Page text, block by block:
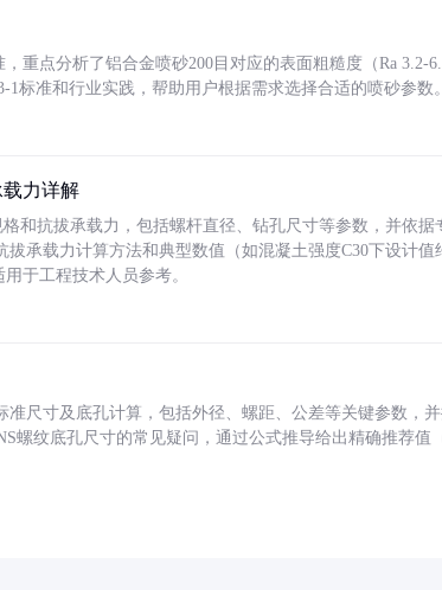
重点分析了铝合金喷砂200目对应的表面粗糙度（Ra 3.2-
1标准和行业实践，帮助用户根据需求选择合适的喷砂参数。
力详解
和抗拔承载力，包括螺杆直径、钻孔尺寸等参数，并依
拔承载力计算方法和典型数值（如混凝土强度C30下设计值
于工程技术人员参考。
准尺寸及底孔计算，包括外径、螺距、公差等关键参数，
螺纹底孔尺寸的常见疑问，通过公式推导给出精确推荐值